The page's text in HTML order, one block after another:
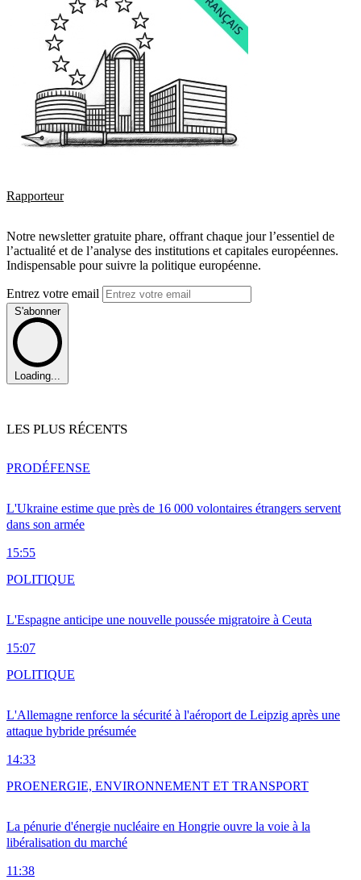
Rapporteur
Notre newsletter gratuite phare, offrant chaque jour l’essentiel de
l’actualité et de l’analyse des institutions et capitales européennes.
Indispensable pour suivre la politique européenne.
Entrez votre email
S'abonner
Loading...
LES PLUS RÉCENTS
L'Ukraine estime que près de 16 000 volontaires étrangers servent
dans son armée
15:55
PRODÉFENSE
L'Espagne anticipe une nouvelle poussée migratoire à Ceuta
15:07
POLITIQUE
L'Allemagne renforce la sécurité à l'aéroport de Leipzig après une
attaque hybride présumée
14:33
POLITIQUE
La pénurie d'énergie nucléaire en Hongrie ouvre la voie à la
libéralisation du marché
11:38
PROENERGIE, ENVIRONNEMENT ET TRANSPORT